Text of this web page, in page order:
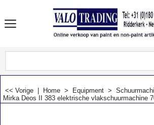
<< Vorige Home > Equipment >
Mirka Deos II 383 elektrische vlakschuurmachine